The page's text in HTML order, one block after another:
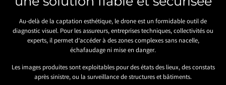
Au-delà de la captation esthétique, le drone est un formidable outil de
diagnostic visuel. Pour les assureurs, entreprises techniques, collectivités ou
experts, il permet d’accéder à des zones complexes sans nacelle,
échafaudage ni mise en danger.
Les images produites sont exploitables pour des états des lieux, des constats
après sinistre, ou la surveillance de structures et bâtiments.